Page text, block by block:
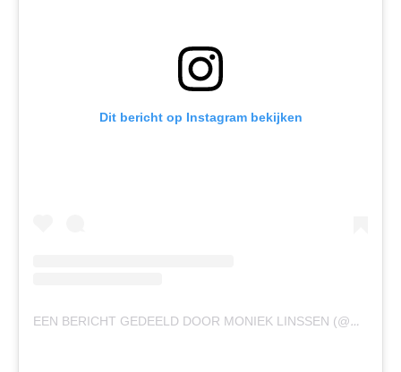
Dit bericht op Instagram bekijken
EEN BERICHT GEDEELD DOOR MONIEK LINSSEN (@MONIEKLINSSEN)